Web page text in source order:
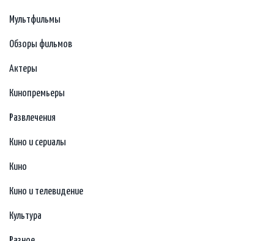
Мультфильмы
Обзоры фильмов
Актеры
Кинопремьеры
Развлечения
Кино и сериалы
Кино
Кино и телевидение
Культура